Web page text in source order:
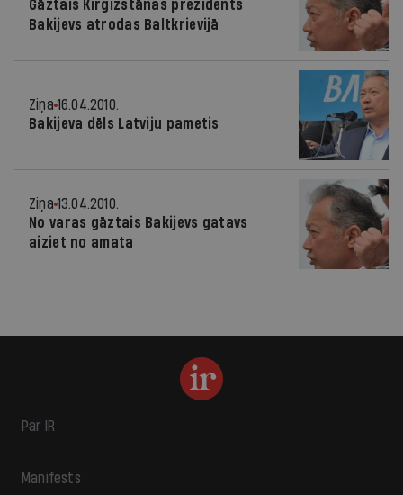
Gāztais Kirgizstānas prezidents
Bakijevs atrodas Baltkrievijā
Ziņa 16.04.2010.
Bakijeva dēls Latviju pametis
Ziņa 13.04.2010.
No varas gāztais Bakijevs gatavs
aiziet no amata
Par IR
Manifests